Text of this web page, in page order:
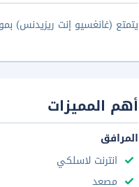
يتمتع (غانغسيو إنت ريزيدنس) بموقعه الرائع حيث
أهم المميزات
المرافق
انترنت لاسلكي
مصعد